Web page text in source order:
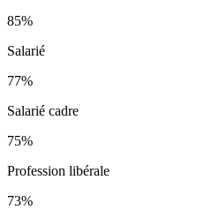
85%
Salarié
77%
Salarié cadre
75%
Profession libérale
73%